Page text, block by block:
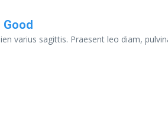
varius sagittis. Praesent leo diam,